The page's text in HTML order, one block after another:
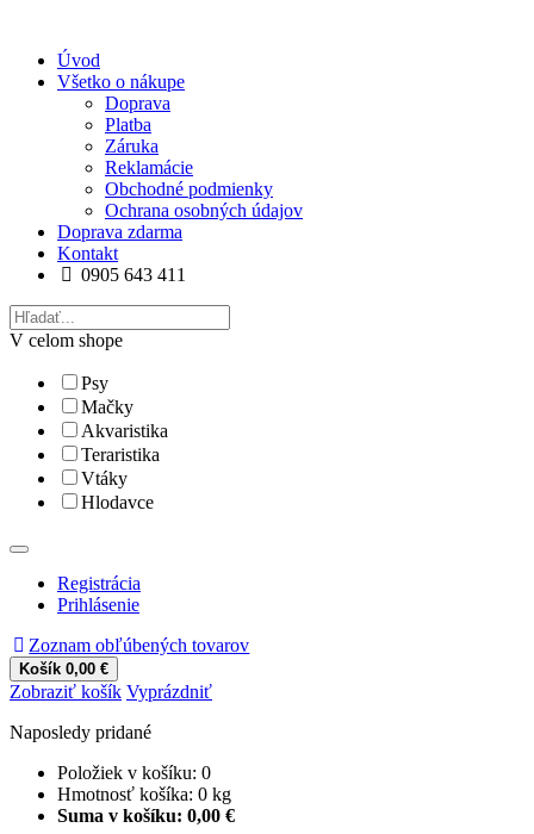
Úvod
Všetko o nákupe
Doprava
Platba
Záruka
Reklamácie
Obchodné podmienky
Ochrana osobných údajov
Doprava zdarma
Kontakt
0905 643 411
V celom shope
Psy
Mačky
Akvaristika
Teraristika
Vtáky
Hlodavce
Registrácia
Prihlásenie
Zoznam obľúbených tovarov
Košík 0,00 €
Zobraziť košík Vyprázdniť
Naposledy pridané
Položiek v košíku: 0
Hmotnosť košíka: 0 kg
Suma v košíku: 0,00 €